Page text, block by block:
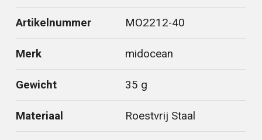
Artikelnummer MO2212-40
Merk midocean
Gewicht 35 g
Materiaal Roestvrij Staal